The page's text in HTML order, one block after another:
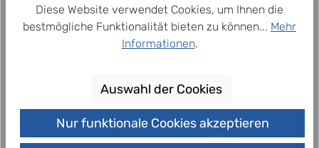
Related products
Diese Website verwendet Cookies, um Ihnen die
bestmögliche Funktionalität bieten zu können... Mehr
Informationen.
Auswahl der Cookies
Nur funktionale Cookies akzeptieren